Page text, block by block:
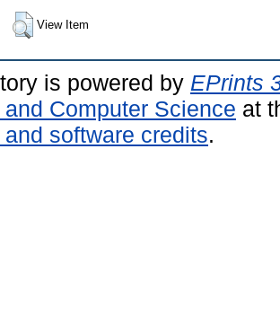
View Item
is powered by EPrints
Computer Science at
software credits.